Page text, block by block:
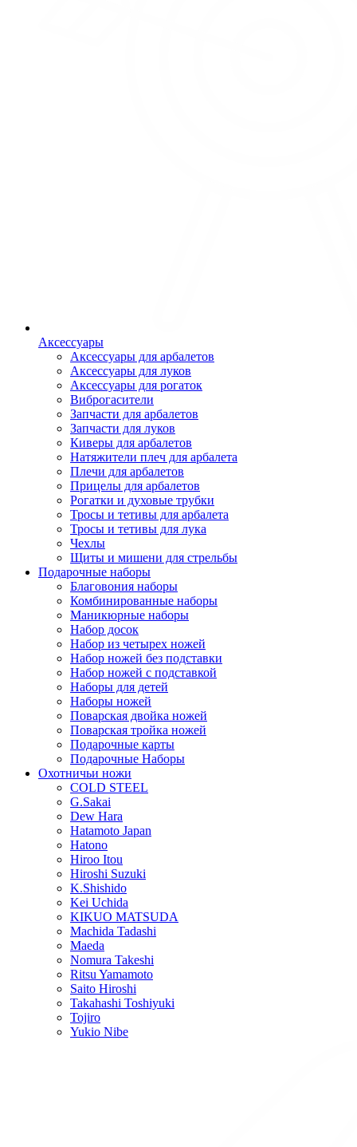
Аксессуары
Аксессуары для арбалетов
Аксессуары для луков
Аксессуары для рогаток
Виброгасители
Запчасти для арбалетов
Запчасти для луков
Киверы для арбалетов
Натяжители плеч для арбалета
Плечи для арбалетов
Прицелы для арбалетов
Рогатки и духовые трубки
Тросы и тетивы для арбалета
Тросы и тетивы для лука
Чехлы
Щиты и мишени для стрельбы
Подарочные наборы
Благовония наборы
Комбинированные наборы
Маникюрные наборы
Набор досок
Набор из четырех ножей
Набор ножей без подставки
Набор ножей с подставкой
Наборы для детей
Наборы ножей
Поварская двойка ножей
Поварская тройка ножей
Подарочные карты
Подарочные Наборы
Охотничьи ножи
COLD STEEL
G.Sakai
Dew Hara
Hatamoto Japan
Hatono
Hiroo Itou
Hiroshi Suzuki
K.Shishido
Kei Uchida
KIKUO MATSUDA
Machida Tadashi
Maeda
Nomura Takeshi
Ritsu Yamamoto
Saito Hiroshi
Takahashi Toshiyuki
Tojiro
Yukio Nibe